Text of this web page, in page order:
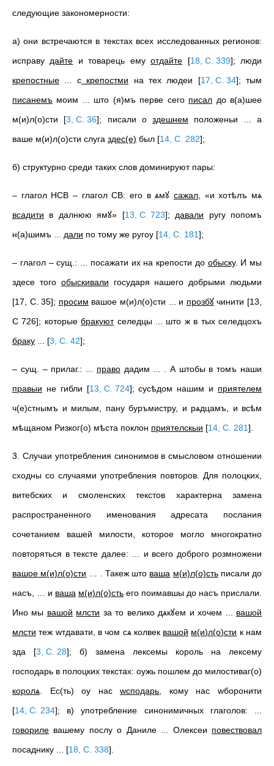
следующие закономерности:
а) они встречаются в текстах всех исследованных регионов:
исправу дайте и товарець емуотдайте [18, С. 339]; люди
крепостные ... скрепостми на тех людеи [17, С. 34]; тым
писанемъ моим ... што (я)мъ перве сего писал до в(а)шее
м(и)л(о)сти [3, С. 36]; писали оздешнем положеньи ... а
ваше м(и)л(о)сти слуга здес(е) был [14, С. 282];
б) структурно среди таких слов доминируют пары:
– глагол НСВ – глагол СВ: его в ѧмꙋ сажал , «и хотѣлъ мѧ
всадити в далнюю ямꙋ» [13, С. 723]; давали ругу попомъ
н(а)шимъ ... дали по тому же ругоу [14, С. 181];
– глагол – сущ.: ... посажати их на крепости до обыску. И мы
здесе того обыскивали государя нашего добрыми людьми
[17, С. 35]; просим вашое м(и)л(о)сти ... и прозбꙋчинити [13,
С 726]; которыебракуютселедцы ... што ж в тых селедцохъ
браку
[3, С. 42];
– сущ. – прилаг.: ... праводадим ... . А штобы в томъ наши
правыи не гибли [13, С. 724]; сусѣдом нашим и приятелем
ч(е)стнымъ и милым, пану буръмистру, и рѧдцамъ, и всѣм
мѣщаном Ризког(о) мѣста поклон приятелскыи [14, С. 281]
3. Случаи употребления синонимов в смысловом отношении
сходны со случаями употребления повторов. Для полоцких,
витебских и смоленских текстов характерна замена
распространенного именования адресата послания
сочетанием вашей милости, которое могло многократно
повторяться в тексте далее: … и всего доброго розмножени
вашое м(и)л(о)сти … . Такеж што ваша м(и)л(о)стьписали до
насъ, … и ваша м(и)л(о)сть его поимавшы до насъ прислали.
Ино мы вашой млсти за то велико дѧкꙋем и хочем ... вашой
млсти теж wтдавати, в чом сѧ колвек вашой м(и)л(о)сти к нам
зда [3, С. 28]; б) замена лексемы король на лексему
господарь в полоцких текстах: оужь пошлем до милостиваг(о)
королѧ . Ес(ть) оу насwсподарь , кому нас wборонити
[14, С. 234]; в) употребление синонимичных глаголов: ...
говориле вашему послу о Даниле ... Олексеи повествовал
посаднику ... [18, С. 338]